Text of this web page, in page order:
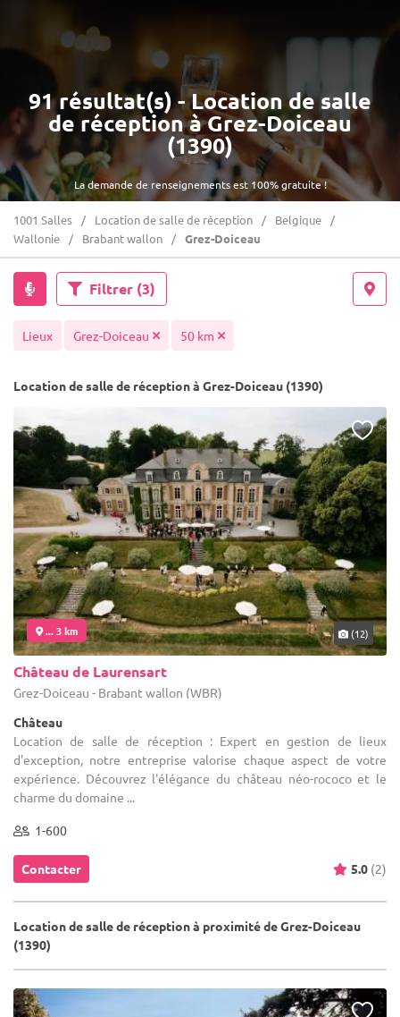
La demande de renseignements est 100% gratuite !
91 résultat(s) - Location de salle
de réception à Grez-Doiceau
(1390)
1001 Salles Location de salle de réception
Belgique
Wallonie
Brabant wallon Grez-Doiceau
Filtrer (3)
Lieux Grez-Doiceau 50 km
Location de salle de réception à Grez-Doiceau (1390)
... 3 km (12)
Château de Laurensart
Grez-Doiceau - Brabant wallon (WBR)
Château
Location de salle de réception : Expert en gestion de lieux
d'exception, notre entreprise valorise chaque aspect de votre
expérience. Découvrez l'élégance du château néo-rococo et le
charme du domaine ...
1-600
Contacter 5.0 (2)
Location de salle de réception à proximité de Grez-Doiceau
(1390)